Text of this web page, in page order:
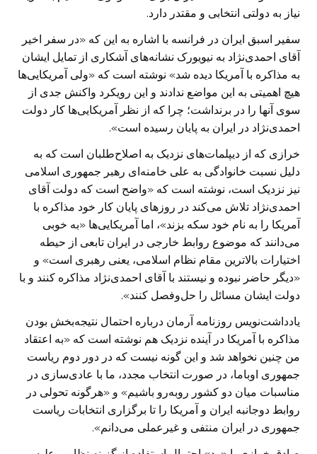
نیاز به دولتی انتخابی و مقتدر دارد.
سفیر اسبق ایران در فرانسه با اشاره به این که «در سفر اخیر
آقای احمدی‌نژاد به نیویورک نشانه‌های آشکاری از تمایل ایشان
به مذاکره با آمریکا دیده شد» نوشته است که «ولی آمریکایی‌ها
هیچ اهمیتی به این مواضع ندادند و این رویکرد واکنش جدی از
سوی آنها را در برنداشت؛ چرا که از نظر آمریکایی‌ها کار دولت
احمدی‌نژاد در ایران به پایان رسیده است».
خرازی که از دیپلمات‌های نزدیک به اصلاح‌طلبان است که به
دلیل نسبت خانوادگی به علی خامنه‌ای رهبر جمهوری اسلامی
نیز نزدیک است، نوشته است که «واضح است که دولت آقای
احمدی‌نژاد تلاش می‌کند در روزهای پایان کار خود مذاکره با
آمریکا را به نام خود سکه بزند»، اما آمریکایی‌ها «به خوبی
می‌دانند که موضوع روابط خارجی در ایران تابعی از حیطه
اختیارات بالا‌ترین مقام نظام اسلامی، یعنی رهبری است» و
«دیگر حاضر نبوده و نیستند با آقای احمدی‌نژاد مذاکره کنند و با
دولت ایشان مسائل را حل‌وفصل کنند».
یادداشت‌نویس روزنامه آرمان درباره احتمال نتیجه‌بخش بودن
مذاکره با آمریکا در آینده نزدیک هم نوشته است که «به اعتقاد
من چنین نخواهد شد و این ‌گونه نیست که در دور دوم ریاست‌
جمهوری اوباما، در صورت انتخاب مجدد، ما با عادی‌سازی در
مناسبات میان دو کشور روبه‌رو باشیم» و «هرگونه تحولی در
روابط دوجانبه ایران و آمریکا را تا برگزاری انتخابات ریاست‌
جمهوری در ایران منتفی و غیرعملی می‌دانم».